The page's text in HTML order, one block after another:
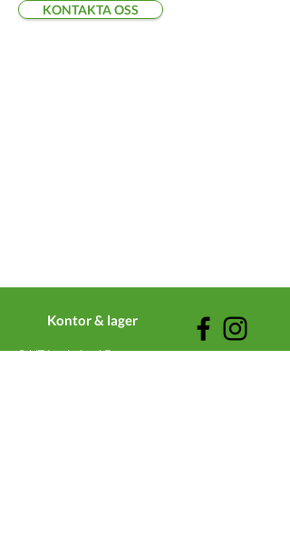
KONTAKTA OSS
Kontor & lager
24/7 Logistics AB